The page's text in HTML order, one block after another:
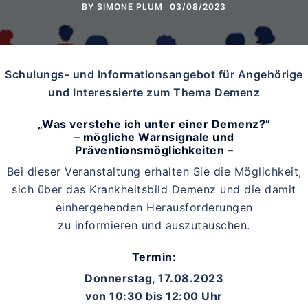
BY SIMONE PLUM 03/08/2023
Schulungs- und Informationsangebot für Angehörige
und Interessierte zum Thema Demenz
„Was verstehe ich unter einer Demenz?“
– mögliche Warnsignale und
Präventionsmöglichkeiten –
Bei dieser Veranstaltung erhalten Sie die Möglichkeit,
sich über das Krankheitsbild Demenz und die damit
einhergehenden Herausforderungen
zu informieren und auszutauschen.
Termin:
Donnerstag, 17.08.2023
von 10:30 bis 12:00 Uhr